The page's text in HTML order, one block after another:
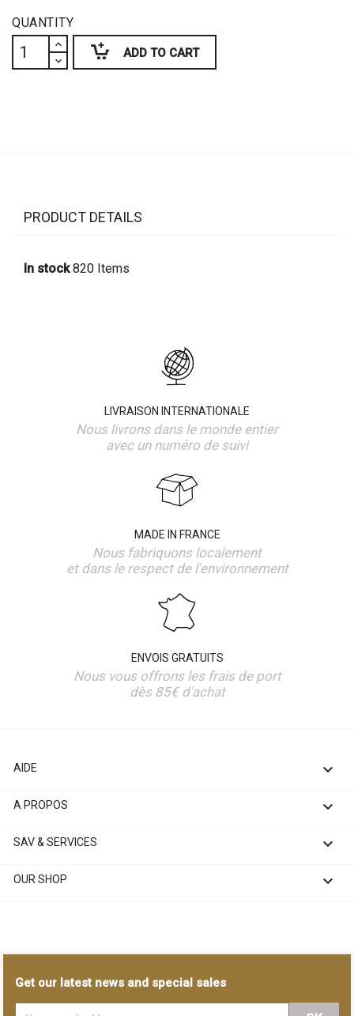
QUANTITY
ADD TO CART
PRODUCT DETAILS
In stock 820 Items
LIVRAISON INTERNATIONALE
Nous livrons dans le monde entier
avec un numéro de suivi
MADE IN FRANCE
Nous fabriquons localement
et dans le respect de l'environnement
ENVOIS GRATUITS
Nous vous offrons les frais de port
dès 85€ d'achat
AIDE 
A PROPOS 
SAV & SERVICES 
OUR SHOP 
Get our latest news and special sales